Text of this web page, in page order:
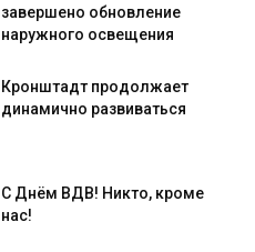
завершено обновление
наружного освещения
Кронштадт продолжает
динамично развиваться
С Днём ВДВ! Никто, кроме
нас!